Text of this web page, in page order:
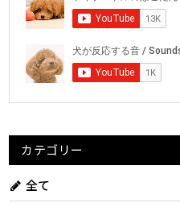
カテゴリー
全て